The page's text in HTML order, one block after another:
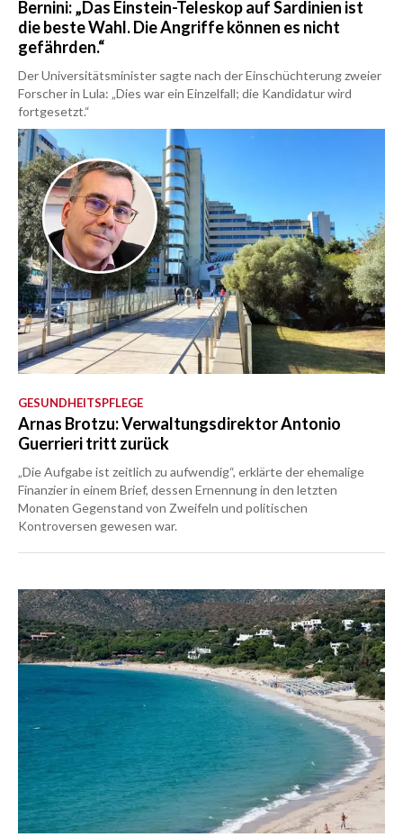
Bernini: „Das Einstein-Teleskop auf Sardinien ist
die beste Wahl. Die Angriffe können es nicht
gefährden.“
Der Universitätsminister sagte nach der Einschüchterung zweier
Forscher in Lula: „Dies war ein Einzelfall; die Kandidatur wird
fortgesetzt.“
GESUNDHEITSPFLEGE
Arnas Brotzu: Verwaltungsdirektor Antonio
Guerrieri tritt zurück
„Die Aufgabe ist zeitlich zu aufwendig“, erklärte der ehemalige
Finanzier in einem Brief, dessen Ernennung in den letzten
Monaten Gegenstand von Zweifeln und politischen
Kontroversen gewesen war.